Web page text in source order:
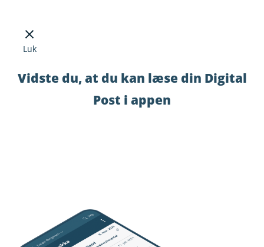
Luk
Vidste du, at du kan læse din Digital
Post i appen